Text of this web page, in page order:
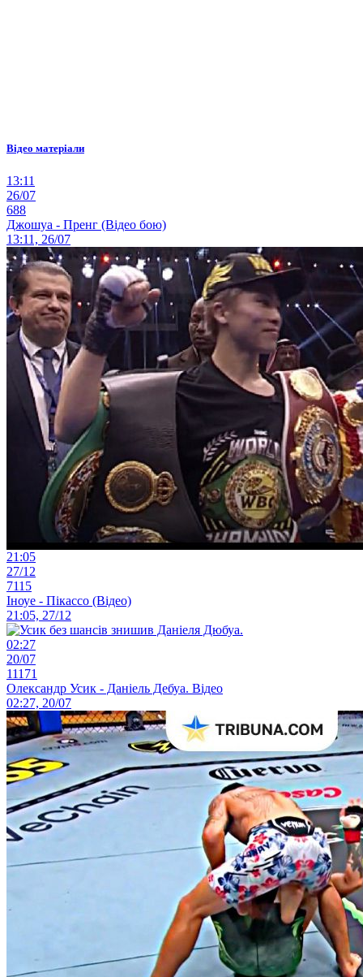
Відео матеріали
13:11
26/07
688
Джошуа - Пренг (Відео бою)
13:11, 26/07
21:05
27/12
7115
Іноуе - Пікассо (Відео)
21:05, 27/12
02:27
20/07
11171
Олександр Усик - Даніель Дебуа. Відео
02:27, 20/07